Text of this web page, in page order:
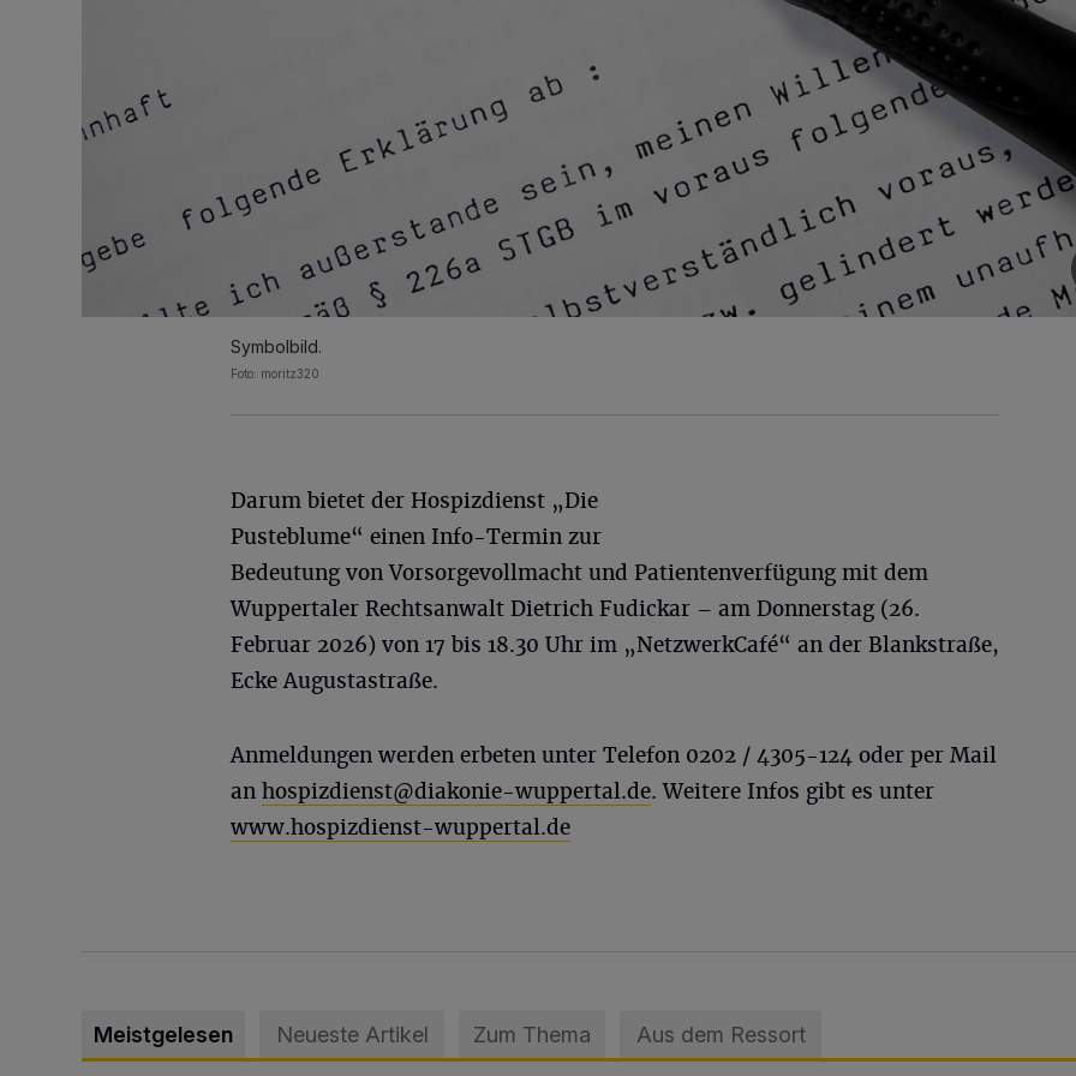
Symbolbild.
Foto: moritz320
Darum bietet der Hospizdienst „Die
Pusteblume“ einen Info-Termin zur
Bedeutung von Vorsorgevollmacht und Patientenverfügung mit dem
Wuppertaler Rechtsanwalt Dietrich Fudickar – am Donnerstag (26.
Februar 2026) von 17 bis 18.30 Uhr im „NetzwerkCafé“ an der Blankstraße,
Ecke Augustastraße.
Anmeldungen werden erbeten unter Telefon 0202 / 4305-124 oder per Mail
an hospizdienst@diakonie-wuppertal.de. Weitere Infos gibt es unter
www.hospizdienst-wuppertal.de
Meistgelesen Neueste Artikel Zum Thema Aus dem Ressort